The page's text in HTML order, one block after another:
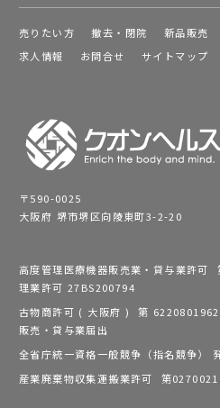
売りたい方 撤去・閉院 新品販売
求人情報
お問合せ サイトマップ
〒590-0025
大阪府 堺市堺区向陵東町3-2-20
高度管理医療機器販売業・貸与業許
理業許可 27BS200794
古物商許可 ( 大阪府 ) 第
販売・貸与業届出
全省庁統一資格一般競争（指名競争）
産業廃棄物収集運搬業許可 第